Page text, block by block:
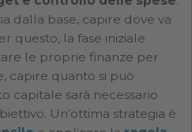
dalla base, capire dove va
questo, la fase iniziale
le proprie finanze per
capire quanto si può
capitale sarà necessario
Un’ottima strategia è